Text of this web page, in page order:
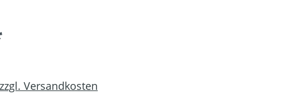
Versandkosten